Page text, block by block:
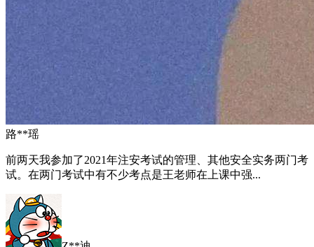
路**瑶
前两天我参加了2021年注安考试的管理、其他安全实务两门考
试。在两门考试中有不少考点是王老师在上课中强...